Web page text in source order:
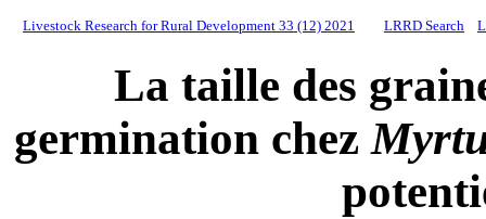
Livestock Research for Rural Development 33 (12) 2021 LRRD Search
La taille des
germination chez